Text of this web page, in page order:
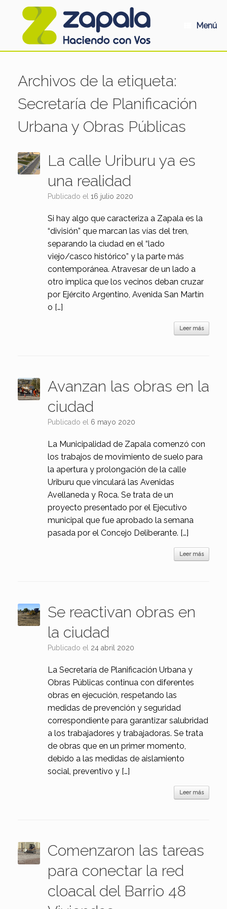
Menú
Archivos de la etiqueta:
Secretaría de Planificación
Urbana y Obras Públicas
La calle Uriburu ya es
una realidad
Publicado el 16 julio 2020
Si hay algo que caracteriza a Zapala es la
“división” que marcan las vías del tren,
separando la ciudad en el “lado
viejo/casco histórico” y la parte más
contemporánea. Atravesar de un lado a
otro implica que los vecinos deban cruzar
por Ejército Argentino, Avenida San Martín
o […]
Leer más
Avanzan las obras en la
ciudad
Publicado el 6 mayo 2020
La Municipalidad de Zapala comenzó con
los trabajos de movimiento de suelo para
la apertura y prolongación de la calle
Uriburu que vinculará las Avenidas
Avellaneda y Roca. Se trata de un
proyecto presentado por el Ejecutivo
municipal que fue aprobado la semana
pasada por el Concejo Deliberante. […]
Leer más
Se reactivan obras en
la ciudad
Publicado el 24 abril 2020
La Secretaría de Planificación Urbana y
Obras Públicas continua con diferentes
obras en ejecución, respetando las
medidas de prevención y seguridad
correspondiente para garantizar salubridad
a los trabajadores y trabajadoras. Se trata
de obras que en un primer momento,
debido a las medidas de aislamiento
social, preventivo y […]
Leer más
Comenzaron las tareas
para conectar la red
cloacal del Barrio 48